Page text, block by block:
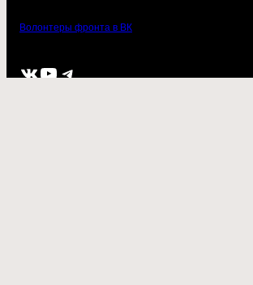
Волонтеры фронта в ВК
ВКонтакте YouTube Telegram